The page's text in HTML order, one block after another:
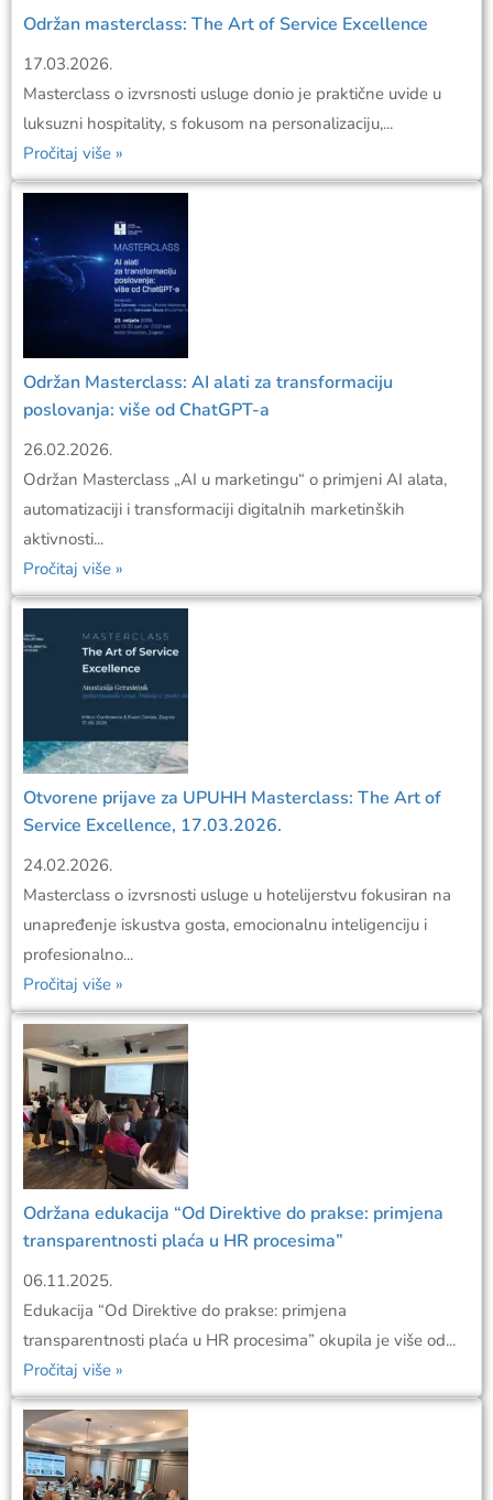
Održan masterclass: The Art of Service Excellence
17.03.2026.
Masterclass o izvrsnosti usluge donio je praktične uvide u
luksuzni hospitality, s fokusom na personalizaciju,...
Pročitaj više »
Održan Masterclass: AI alati za transformaciju
poslovanja: više od ChatGPT-a
26.02.2026.
Održan Masterclass „AI u marketingu“ o primjeni AI alata,
automatizaciji i transformaciji digitalnih marketinških
aktivnosti...
Pročitaj više »
Otvorene prijave za UPUHH Masterclass: The Art of
Service Excellence, 17.03.2026.
24.02.2026.
Masterclass o izvrsnosti usluge u hotelijerstvu fokusiran na
unapređenje iskustva gosta, emocionalnu inteligenciju i
profesionalno...
Pročitaj više »
Održana edukacija “Od Direktive do prakse: primjena
transparentnosti plaća u HR procesima”
06.11.2025.
Edukacija “Od Direktive do prakse: primjena
transparentnosti plaća u HR procesima” okupila je više od...
Pročitaj više »